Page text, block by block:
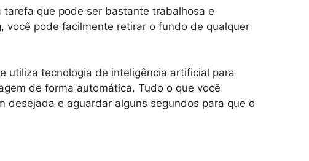
que pode ser bastante trabalhosa e
você pode facilmente retirar o fundo de qualquer
utiliza tecnologia de inteligência artificial para
de forma automática. Tudo o que você
desejada e aguardar alguns segundos para que o